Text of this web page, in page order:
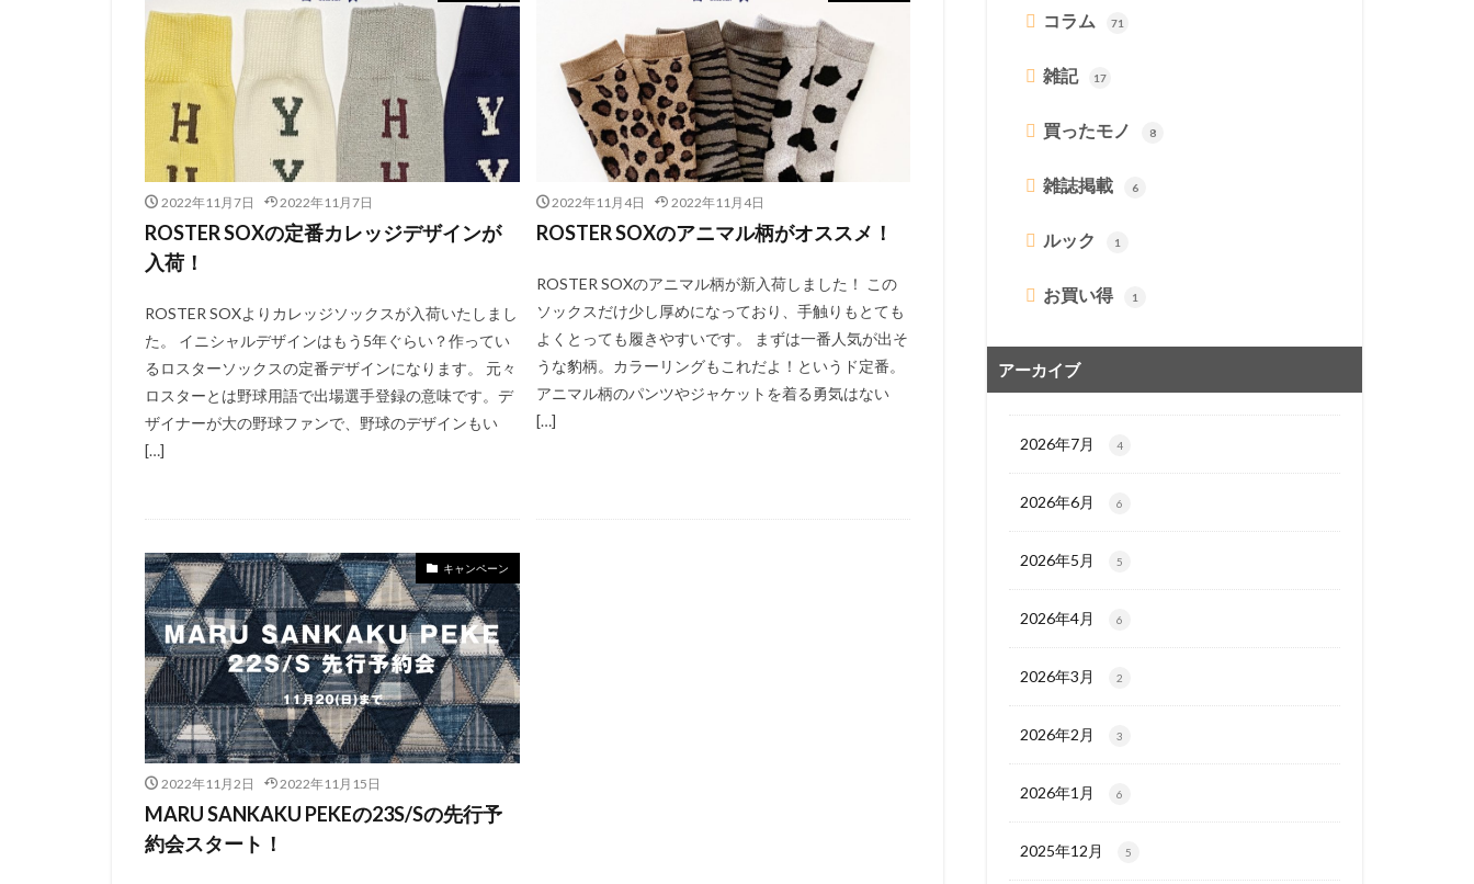
2022年11月7日 2022年11月7日
ROSTER SOXの定番カレッジデザインが
入荷！
ROSTER SOXよりカレッジソックスが入荷いたしまし
た。 イニシャルデザインはもう5年ぐらい？作ってい
るロスターソックスの定番デザインになります。 元々
ロスターとは野球用語で出場選手登録の意味です。デ
ザイナーが大の野球ファンで、野球のデザインもい
[…]
2022年11月4日 2022年11月4日
ROSTER SOXのアニマル柄がオススメ！
ROSTER SOXのアニマル柄が新入荷しました！ この
ソックスだけ少し厚めになっており、手触りもとても
よくとっても履きやすいです。 まずは一番人気が出そ
うな豹柄。カラーリングもこれだよ！というド定番。
アニマル柄のパンツやジャケットを着る勇気はない
[…]
キャンペーン
2022年11月2日 2022年11月15日
MARU SANKAKU PEKEの23S/Sの先行予
約会スタート！
コラム 71
雑記 17
買ったモノ 8
雑誌掲載 6
ルック 1
お買い得 1
アーカイブ
2026年7月 4
2026年6月 6
2026年5月 5
2026年4月 6
2026年3月 2
2026年2月 3
2026年1月 6
2025年12月 5